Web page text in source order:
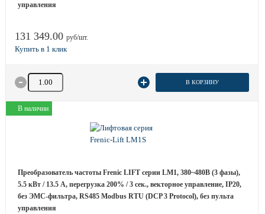
управления
131 349.00 руб/шт.
Количество товара В КОРЗИНУ
В наличии
Преобразователь частоты Frenic LIFT серии LM1, 380~480B (3 фазы),
5.5 кВт / 13.5 A, перегрузка 200% / 3 сек., векторное управление, IP20,
без ЭМС-фильтра, RS485 Modbus RTU (DCP 3 Protocol), без пульта
управления